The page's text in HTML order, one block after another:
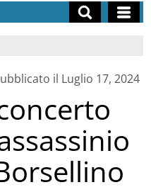
il Luglio 17, 2024